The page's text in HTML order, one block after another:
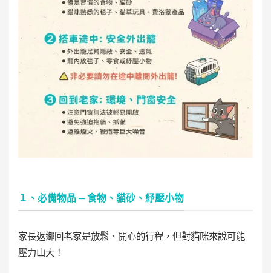
１、必備物品 — 食物、貓砂、紓壓小物
家長返鄉回老家是放鬆、開心的行程，但對貓咪來說可能
壓力山大！